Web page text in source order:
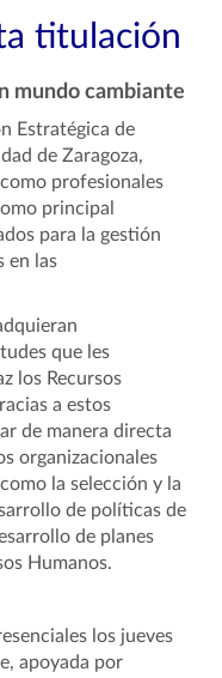
titulación
mundo cambiante
Estratégica de
de Zaragoza,
profesionales
principal
para la gestión
en las
que les
los Recursos
a estos
de manera directa
organizacionales
la selección y la
de políticas de
de planes
Humanos.
los jueves
apoyada por